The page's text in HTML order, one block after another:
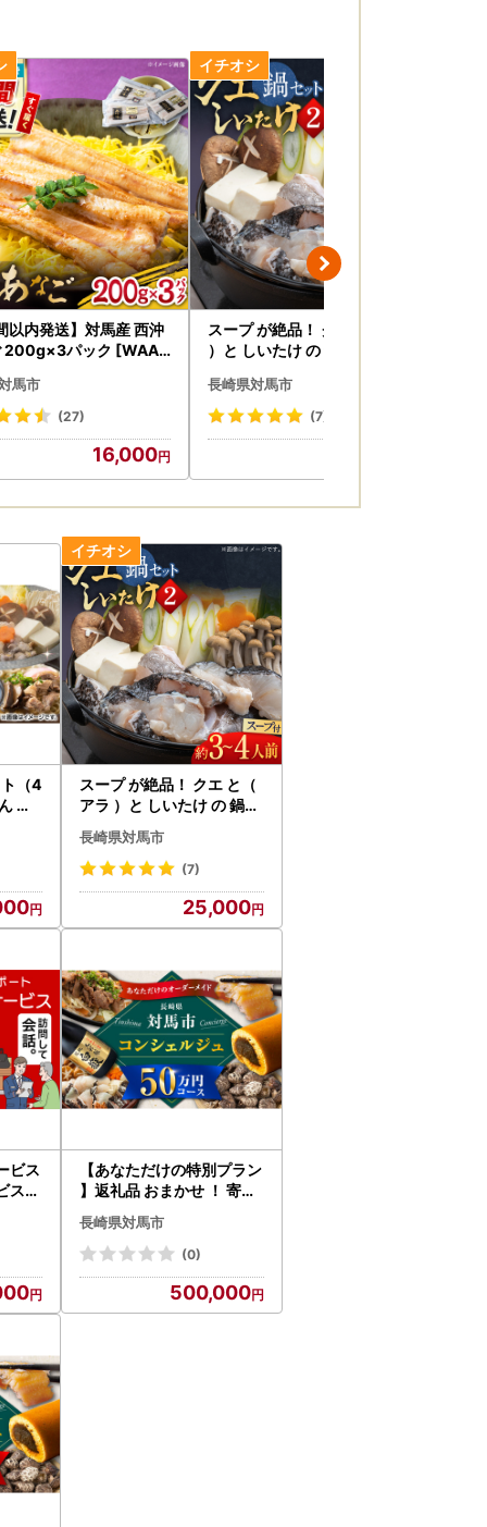
。
は十分ご注意ください。
ださい。
ます。転送の際は、ご注意ください。
づき、ふるさと納税の対象となる地方団体と
以内発送】対馬産 西沖
200g×3パック [WAA0
発送 最速発送 最短発
馬市
(27)
16,000
スープ が絶品！ クエ と（ アラ
）と しいたけ の 鍋セット 2 [W
長崎県対馬市
(7)
（4
じ
スープ が絶品！ クエ と（
アラ ）と しいたけ の 鍋セ
ット 2 [WAF019] くえ ク
エ
長崎県対馬市
(7)
25,000
ビス
ス（
【あなただけの特別プラン
】返礼品 おまかせ ！ 寄付
額 50万円 コンシェルジュ
コース [WZZ007] 後から
セレクト あとからセレク
ト あとから選べる あとか
ら ふるさとギフト オーダ
ーメイド おすすめ 定期便
長崎県対馬市
(0)
500,000